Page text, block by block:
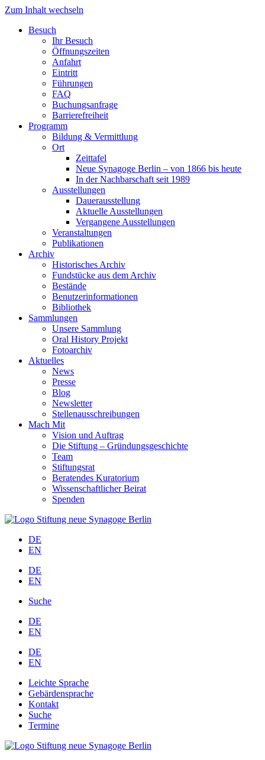
Zum Inhalt wechseln
Besuch
Ihr Besuch
Öffnungszeiten
Anfahrt
Eintritt
Führungen
FAQ
Buchungsanfrage
Barrierefreiheit
Programm
Bildung & Vermittlung
Ort
Zeittafel
Neue Synagoge Berlin – von 1866 bis heute
In der Nachbarschaft seit 1989
Ausstellungen
Dauerausstellung
Aktuelle Ausstellungen
Vergangene Ausstellungen
Veranstaltungen
Publikationen
Archiv
Historisches Archiv
Fundstücke aus dem Archiv
Bestände
Benutzerinformationen
Bibliothek
Sammlungen
Unsere Sammlung
Oral History Projekt
Fotoarchiv
Aktuelles
News
Presse
Blog
Newsletter
Stellenausschreibungen
Mach Mit
Vision und Auftrag
Die Stiftung – Gründungsgeschichte
Team
Stiftungsrat
Beratendes Kuratorium
Wissenschaftlicher Beirat
Spenden
DE
EN
DE
EN
Suche
DE
EN
DE
EN
Leichte Sprache
Gebärdensprache
Kontakt
Suche
Termine